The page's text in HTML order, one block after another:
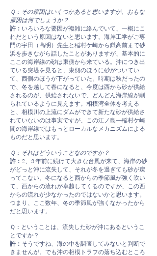
Ｑ：その原因はいくつかあると思いますが、おもな
原因は何でしょうか？
許： いろいろな要因が複雑に絡んでいて、一概にこ
れだという原因はないと思います。海岸工学がご専
門の宇田（高明）先生と稲村ケ崎から鎌高前まで砂
浜を歩きながら話したことがありますが、基本的に
ここの海岸線の砂は東側から来ている。沖につき出
ている突堤を見ると、東側のほうに砂がついてい
て、西側のほうが下がっていた。時期は秋だったの
で、冬を越して春になると、今度は西から砂が供給
されるのが、供給されないで、どんどん海岸線が削
られているように見えます。相模湾全体を考える
と、相模川の上流にダムができて新たな砂が供給さ
れていないのは事実ですが、この江ノ島―稲村ケ崎
間の海岸線ではもっとローカルなメカニズムによる
ものだと思います。
Ｑ：それはどういうことなのですか？
許： 2、3 年前に続けて大きな台風が来て、海岸の砂
がどっと沖に流失して、それが冬を過ぎても砂が戻
ってこない。冬になると西からの季節風が強く吹い
て、西からの流れが卓越してくるのですが、この西
からの流れが少なかったのではないかと思います。
つまり、ここ数年、冬の季節風が強くなかったから
だと思います。
Ｑ：ということは、流失した砂が沖にあるというこ
とですか？
許： そうですね、海の中を調査してみないと判断で
きませんが。でも沖の相模トラフの落ち込むところ